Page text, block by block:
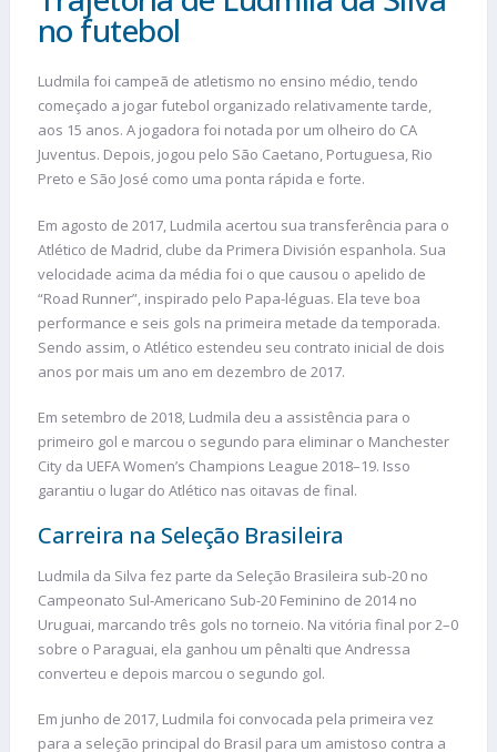
no futebol
Ludmila foi campeã de atletismo no ensino médio, tendo
começado a jogar futebol organizado relativamente tarde,
aos 15 anos. A jogadora foi notada por um olheiro do CA
Juventus. Depois, jogou pelo São Caetano, Portuguesa, Rio
Preto e São José como uma ponta rápida e forte.
Em agosto de 2017, Ludmila acertou sua transferência para o
Atlético de Madrid, clube da Primera División espanhola. Sua
velocidade acima da média foi o que causou o apelido de
“Road Runner”, inspirado pelo Papa-léguas. Ela teve boa
performance e seis gols na primeira metade da temporada.
Sendo assim, o Atlético estendeu seu contrato inicial de dois
anos por mais um ano em dezembro de 2017.
Em setembro de 2018, Ludmila deu a assistência para o
primeiro gol e marcou o segundo para eliminar o Manchester
City da UEFA Women’s Champions League 2018–19. Isso
garantiu o lugar do Atlético nas oitavas de final.
Carreira na Seleção Brasileira
Ludmila da Silva fez parte da Seleção Brasileira sub-20 no
Campeonato Sul-Americano Sub-20 Feminino de 2014 no
Uruguai, marcando três gols no torneio. Na vitória final por 2–0
sobre o Paraguai, ela ganhou um pênalti que Andressa
converteu e depois marcou o segundo gol.
Em junho de 2017, Ludmila foi convocada pela primeira vez
para a seleção principal do Brasil para um amistoso contra a